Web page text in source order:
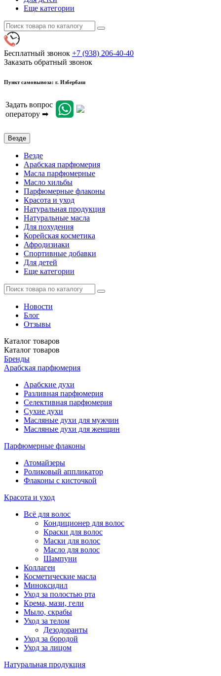
Еще категории
Бесплатный звонок +7 (938) 206-40-40
Заказать обратный звонок
Пункт самовывоза: г. Избербаш
Задать вопрос
оператору ➡
Везде
Везде
Арабская парфюмерия
Масла парфюмерные
Масло хильбы
Парфюмерные флаконы
Красота и уход
Натуральная продукция
Натуральные масла
Для похудения
Корейская косметика
Афродизиаки
Спортивные добавки
Для детей
Еще категории
Новости
Блог
Отзывы
Каталог товаров
Каталог товаров
Бренды
Арабская парфюмерия
Арабские духи
Разливная парфюмерия
Селективная парфюмерия
Сухие духи
Масляные духи для мужчин
Масляные духи для женщин
Парфюмерные флаконы
Атомайзеры
Роликовый аппликатор
Флаконы с кисточкой
Красота и уход
Всё для волос
Кондиционер для волос
Краски для волос
Маски для волос
Масло для волос
Шампуни
Коллаген
Косметические масла
Миноксидил
Уход за полостью рта
Крема, мази, гели
Мыло, скрабы
Уход за телом
Дезодоранты
Уход за бородой
Уход за лицом
Натуральная продукция